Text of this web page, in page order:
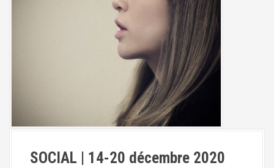
SOCIAL | 14-20 décembre 2020